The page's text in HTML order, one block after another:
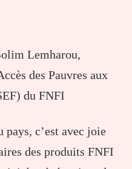
Lemharou,
des Pauvres aux
du FNFI
pays, c’est avec joie
des produits FNFI